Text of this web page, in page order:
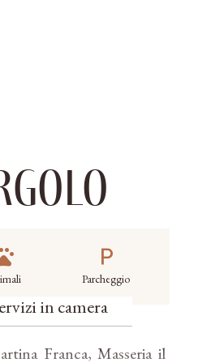
local_parking
Parcheggio
in camera
Franca, Masseria il